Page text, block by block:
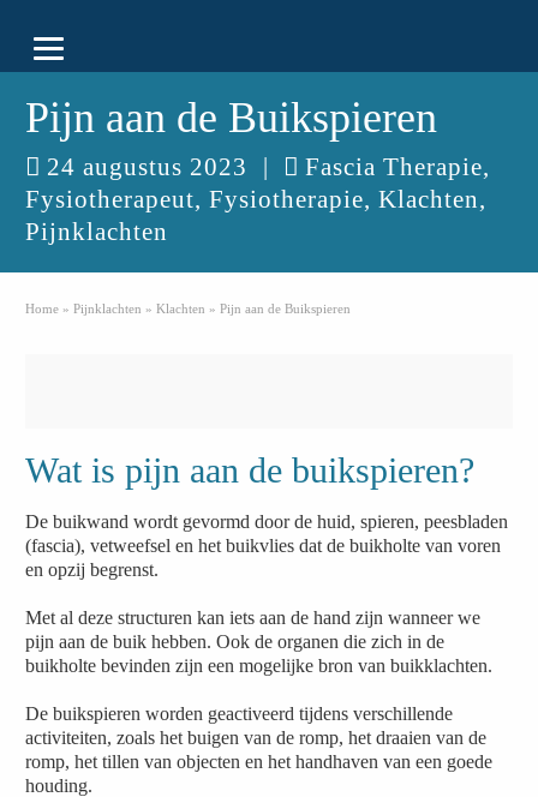
Pijn aan de Buikspieren
24 augustus 2023 | Fascia Therapie,
Fysiotherapeut,Fysiotherapie,Klachten,
Pijnklachten
Home » Pijnklachten » Klachten » Pijn aan de Buikspieren
Wat is pijn aan de buikspieren?
De buikwand wordt gevormd door de huid, spieren, peesbladen
(fascia), vetweefsel en het buikvlies dat de buikholte van voren
en opzij begrenst.
Met al deze structuren kan iets aan de hand zijn wanneer we
pijn aan de buik hebben. Ook de organen die zich in de
buikholte bevinden zijn een mogelijke bron van buikklachten.
De buikspieren worden geactiveerd tijdens verschillende
activiteiten, zoals het buigen van de romp, het draaien van de
romp, het tillen van objecten en het handhaven van een goede
houding.